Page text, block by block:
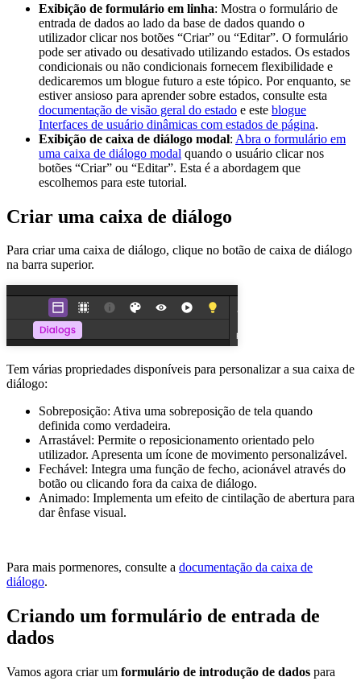
Exibição de formulário em linha: Mostra o formulário de
entrada de dados ao lado da base de dados quando o
utilizador clicar nos botões “Criar” ou “Editar”. O formulário
pode ser ativado ou desativado utilizando estados. Os estados
condicionais ou não condicionais fornecem flexibilidade e
dedicaremos um blogue futuro a este tópico. Por enquanto, se
estiver ansioso para aprender sobre estados, consulte esta
documentação de visão geral do estado e este blogue
Interfaces de usuário dinâmicas com estados de página.
Exibição de caixa de diálogo modal: Abra o formulário em
uma caixa de diálogo modal quando o usuário clicar nos
botões “Criar” ou “Editar”. Esta é a abordagem que
escolhemos para este tutorial.
Criar uma caixa de diálogo
Para criar uma caixa de diálogo, clique no botão de caixa de diálogo
na barra superior.
Tem várias propriedades disponíveis para personalizar a sua caixa de
diálogo:
Sobreposição: Ativa uma sobreposição de tela quando
definida como verdadeira.
Arrastável: Permite o reposicionamento orientado pelo
utilizador. Apresenta um ícone de movimento personalizável.
Fechável: Integra uma função de fecho, acionável através do
botão ou clicando fora da caixa de diálogo.
Animado: Implementa um efeito de cintilação de abertura para
dar ênfase visual.
Para mais pormenores, consulte a documentação da caixa de
diálogo.
Criando um formulário de entrada de
dados
Vamos agora criar um formulário de introdução de dados para